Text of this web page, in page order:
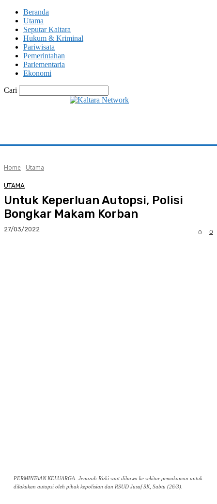
Beranda
Utama
Seputar Kaltara
Hukum & Kriminal
Pariwisata
Pemerintahan
Parlementaria
Ekonomi
Cari
Home Utama
UTAMA
Untuk Keperluan Autopsi, Polisi
Bongkar Makam Korban
27/03/2022 0
0
PERMINTAAN KELUARGA: Jenazah Rizki saat dibawa ke sekitar pemakaman untuk
dilakukan autopsi oleh pihak kepolisian dan RSUD Jusuf SK, Sabtu (26/3).